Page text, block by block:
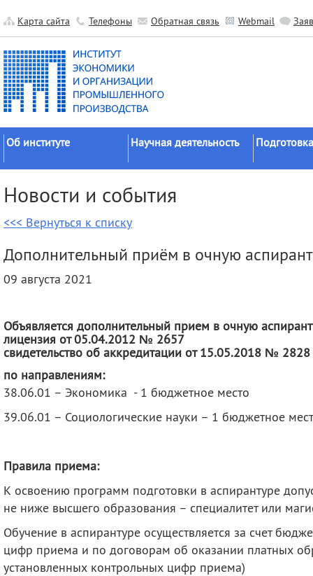
Карта сайта Телефоны Обратная связь Webmail
Об институте
Официальные документы
История
Научные подразделения
Прочие подразделения
деятельность
Контакты
Научная деятельность
исследований
Гранты
Мероприятия
Публикации
советы
Новости и события
<<< Вернуться к списку
Дополнительный приём в очную
09 августа 2021
Объявляется дополнительный прием в очную
лицензия от 05.04.2012 № 2657
свидетельство об аккредитации от 15.05.2018 № 2828
по направлениям:
38.06.01 – Экономика - 1 бюджетное место
39.06.01 – Социологические науки – 1 бюджетное
Правила приема:
К освоению программ подготовки в аспирантуре
не ниже высшего образования – специалитет или
Обучение в аспирантуре осуществляется за счет
цифр приема и по договорам об оказании платных
установленных контрольных цифр приема)